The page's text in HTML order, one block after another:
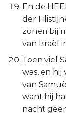
En de
der
zonen bij
van Israël
Toen viel
was, en
van
want hij
nacht